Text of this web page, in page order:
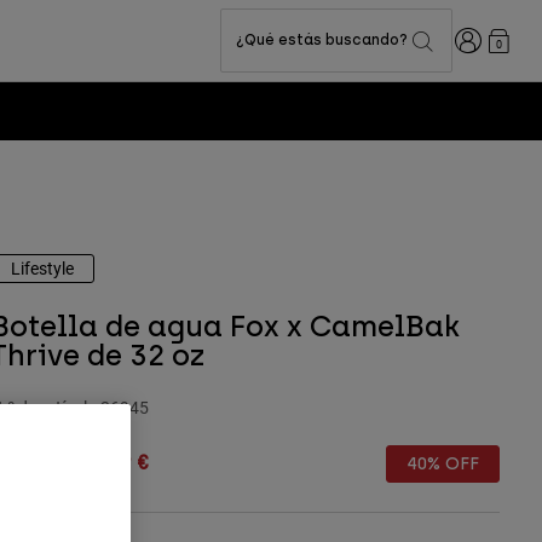
¿Qué estás buscando? Iniciar0
Lifestyle
de agua Fox x CamelBak
de 32 oz
de artículo36945
Price reduced from
26,99 € 40% OFF